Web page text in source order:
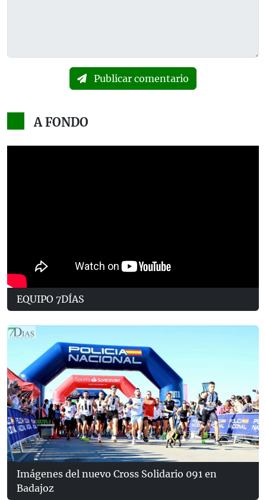
Publicar comentario
A FONDO
EQUIPO 7DÍAS
Imágenes del nuevo Cross Solidario 091 en
Badajoz